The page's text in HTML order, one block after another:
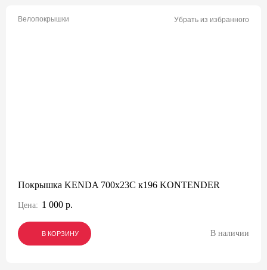
Велопокрышки Убрать из избранного
Покрышка KENDA 700х23С к196 KONTENDER
Цена: 1 000 р.
В КОРЗИНУ
В КОРЗИНУ
В КОРЗИНУ В наличии